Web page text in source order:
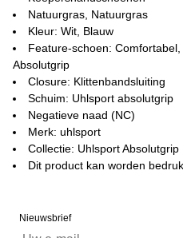
Natuurgras, Natuurgras
Kleur: Wit, Blauw
Feature-schoen:
Absolutgrip
Closure: Klittenbandsluiting
Schuim: Uhlsport absolutgrip
Negatieve naad (NC)
Merk: uhlsport
Collectie: Uhlsport Absolutgrip
Dit product kan worden
Nieuwsbrief